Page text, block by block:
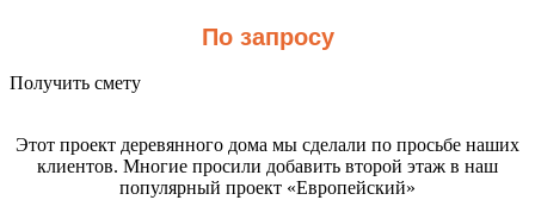
По запросу
Получить смету
Этот проект деревянного дома мы сделали по просьбе наших
клиентов. Многие просили добавить второй этаж в наш
популярный проект «Европейский»